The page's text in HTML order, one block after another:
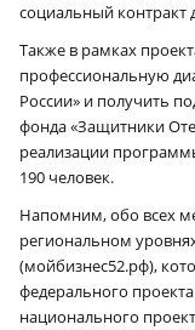
социальный контракт
Также в рамках
профессиональную
России» и получить
фонда «Защитники
реализации
190 человек.
Напомним, обо всех
региональном
(мойбизнес52.рф),
федерального
национального